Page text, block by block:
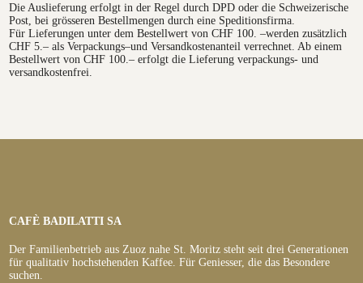
Die Auslieferung erfolgt in der Regel durch DPD oder die Schweizerische
Post, bei grösseren Bestellmengen durch eine Speditionsfirma.
Für Lieferungen unter dem Bestellwert von CHF 100. –werden zusätzlich
CHF 5.– als Verpackungs–und Versandkostenanteil verrechnet. Ab einem
Bestellwert von CHF 100.– erfolgt die Lieferung verpackungs- und
versandkostenfrei.
CAFÈ BADILATTI SA
Der Familienbetrieb aus Zuoz nahe St. Moritz steht seit drei Generationen
für qualitativ hochstehenden Kaffee. Für Geniesser, die das Besondere
suchen.